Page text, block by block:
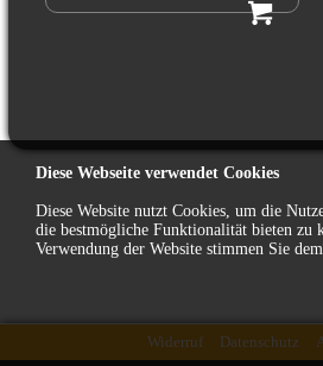
Datenschutz
Widerruf
Diese Webseite verwendet Cookies
Diese Website nutzt Cookies, um die
die bestmögliche Funktionalität bieten zu
Verwendung der Website stimmen Sie